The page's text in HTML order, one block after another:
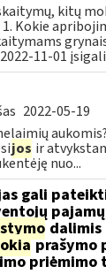
kitų
Kokie
11-01
2022-05-19
jos ir
nuo...
gali
dalimis
prašymo
priėmimo